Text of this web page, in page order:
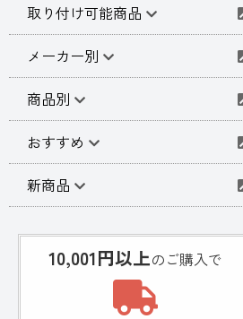
取り付け可能商品
メーカー別
商品別
おすすめ
新商品
10,001円以上のご購入で